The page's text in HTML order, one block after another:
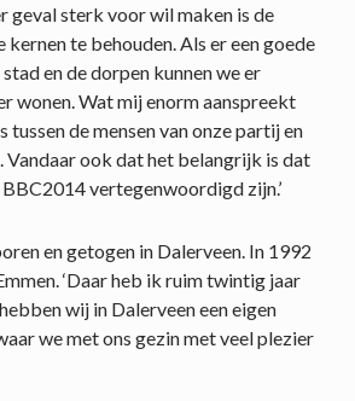
geval sterk voor wil maken is de
kernen te behouden. Als er een goede
en de dorpen kunnen we er
wonen. Wat mij enorm aanspreekt
de mensen van onze partij en
Vandaar ook dat het belangrijk is dat
vertegenwoordigd zijn.’
en getogen in Dalerveen. In 1992
‘Daar heb ik ruim twintig jaar
wij in Dalerveen een eigen
we met ons gezin met veel plezier